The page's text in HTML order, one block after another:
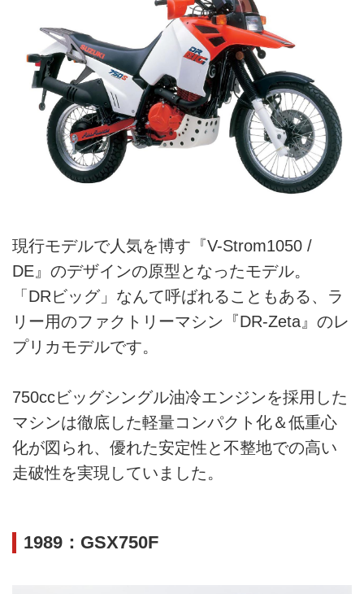
現行モデルで人気を博す『V-Strom1050 /
DE』のデザインの原型となったモデル。
「DRビッグ」なんて呼ばれることもある、ラ
リー用のファクトリーマシン『DR-Zeta』のレ
プリカモデルです。
750ccビッグシングル油冷エンジンを採用した
マシンは徹底した軽量コンパクト化＆低重心
化が図られ、優れた安定性と不整地での高い
走破性を実現していました。
1989：GSX750F